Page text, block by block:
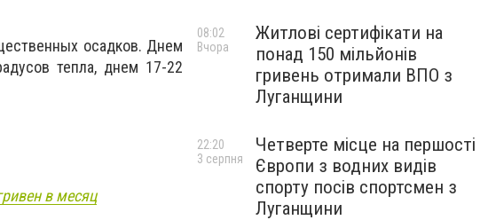
осадков. Днем
тепла, днем 17-22
в месяц
Житлові сертифікати на
понад 150 мільйонів
гривень отримали ВПО з
Луганщини
08:02
Вчора
Четверте місце на першості
Європи з водних видів
спорту посів спортсмен з
Луганщини
22:20
3 серпня